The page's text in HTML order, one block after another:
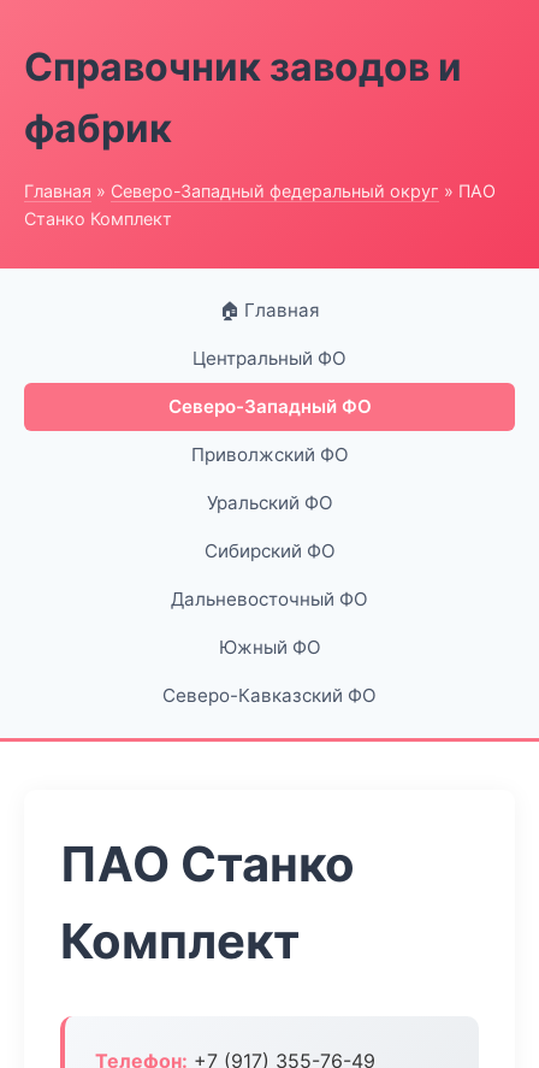
Справочник заводов и
фабрик
Главная » Северо-Западный федеральный округ » ПАО
Станко Комплект
🏠 Главная
Центральный ФО
Северо-Западный ФО
Приволжский ФО
Уральский ФО
Сибирский ФО
Дальневосточный ФО
Южный ФО
Северо-Кавказский ФО
ПАО Станко
Комплект
Телефон: +7 (917) 355-76-49